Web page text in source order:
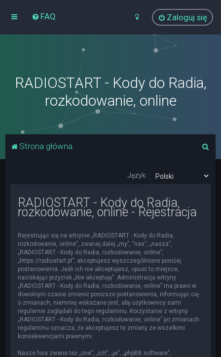
FAQ Zaloguj się
RADIOSTART - Kody do Radia,
rozkodowanie, online
Strona główna
Język:
RADIOSTART - Kody do Radia,
rozkodowanie, online - Rejestracja
Rejestrując się na witrynie „RADIOSTART - Kody do Radia,
rozkodowanie, online”, zwanej dalej „my”, ”nas”, „nasza”,
„RADIOSTART - Kody do Radia, rozkodowanie, online”,
„https://radiostart.pl”, akceptujesz wyszczególnione poniżej
postanowienia. Jeśli ich nie akceptujesz, opuść to miejsce,
naciskając przycisk „Nie akceptuję”. Administracja witryny
„RADIOSTART - Kody do Radia, rozkodowanie, online” ma prawo w
dowolnym czasie zmienić poniższe postanowienia, informując cię
o zmianach, niemniej wskazane jest, aby użytkownicy sami
regularnie zaglądali do tego regulaminu. Korzystanie z witryny
„RADIOSTART - Kody do Radia, rozkodowanie, online” po zmianach
regulaminu oznacza, że akceptujesz te zmiany ze wszelkimi
konsekwencjami prawnymi.
Nasze fora zwane też „one”, „ich”, „je”, „phpBB software”,